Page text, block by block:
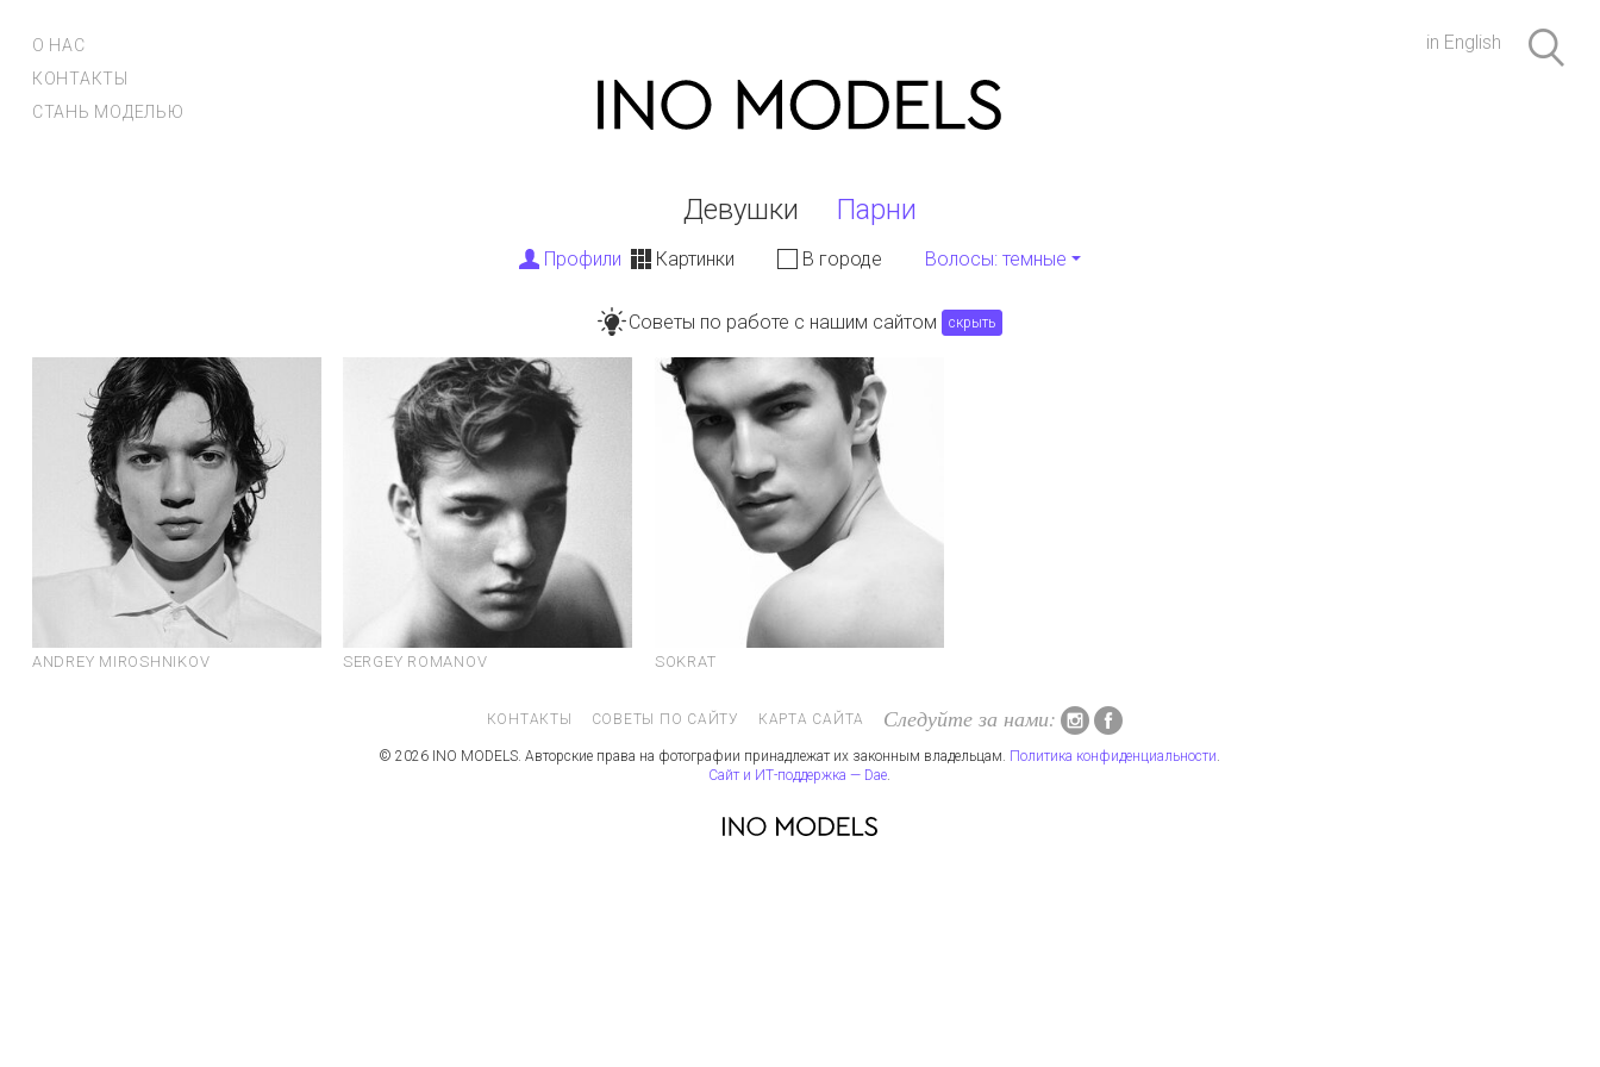
in English
О НАС
КОНТАКТЫ
СТАНЬ МОДЕЛЬЮ
Девушки Парни
Профили Картинки В городе Волосы: темные
Советы по работе с нашим сайтом скрыть
ANDREY MIROSHNIKOV SERGEY ROMANOV SOKRAT
КОНТАКТЫ СОВЕТЫ ПО САЙТУ КАРТА САЙТА Следуйте за нами:
© 2026 INO MODELS. Авторские права на фотографии принадлежат их законным владельцам. Политика конфиденциальности
Сайт и ИТ-поддержка — Dae